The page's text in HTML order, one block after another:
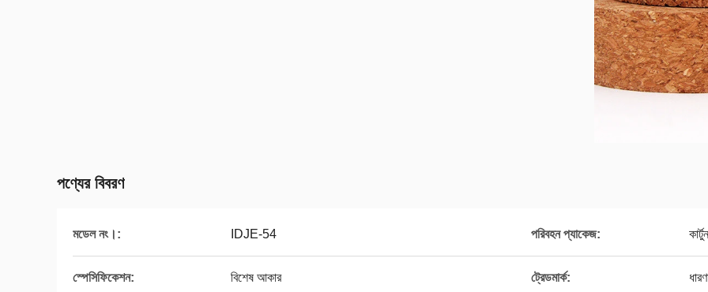
পণ্যের বিবরণ
মডেল নং।: IDJE-54 পরিবহন প্যাকেজ: কার্টুন
স্পেসিফিকেশন: বিশেষ আকার ট্রেডমার্ক: